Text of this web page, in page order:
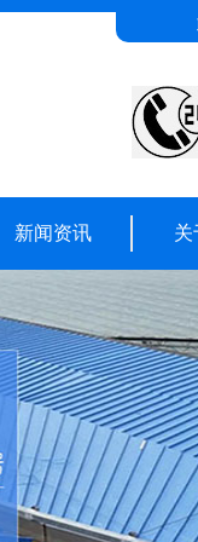
新闻资讯 关